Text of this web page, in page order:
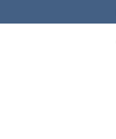
to